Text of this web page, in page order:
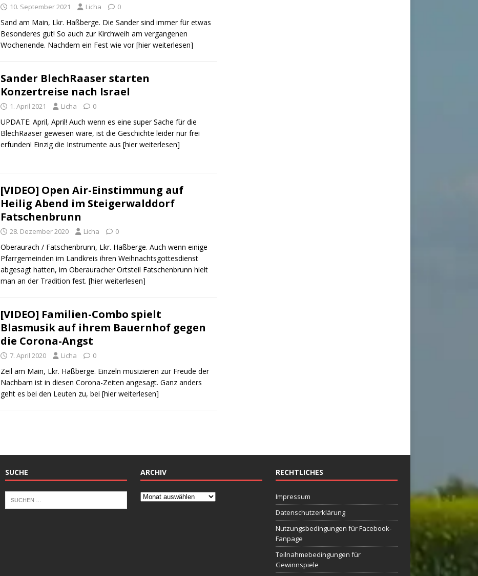
10. September 2021 Licha 0
Sand am Main, Lkr. Haßberge. Die Sander sind immer für etwas
Besonderes gut! So auch zur Kirchweih am vergangenen
Wochenende. Nachdem ein Fest wie vor[hier weiterlesen]
Sander BlechRaaser starten
Konzertreise nach Israel
1. April 2021 Licha 0
UPDATE: April, April! Auch wenn es eine super Sache für die
BlechRaaser gewesen wäre, ist die Geschichte leider nur frei
erfunden! Einzig die Instrumente aus [hier weiterlesen]
[VIDEO] Open Air-Einstimmung auf
Heilig Abend im Steigerwalddorf
Fatschenbrunn
28. Dezember 2020 Licha 0
Oberaurach / Fatschenbrunn, Lkr. Haßberge. Auch wenn einige
Pfarrgemeinden im Landkreis ihren Weihnachtsgottesdienst
abgesagt hatten, im Oberauracher Ortsteil Fatschenbrunn hielt
man an der Tradition fest. [hier weiterlesen]
[VIDEO] Familien-Combo spielt
Blasmusik auf ihrem Bauernhof gegen
die Corona-Angst
7. April 2020 Licha 0
Zeil am Main, Lkr. Haßberge. Einzeln musizieren zur Freude der
Nachbarn ist in diesen Corona-Zeiten angesagt. Ganz anders
geht es bei den Leuten zu, bei [hier weiterlesen]
SUCHE ARCHIV RECHTLICHES
Impressum
Datenschutzerklärung
Nutzungsbedingungen für Facebook-
Fanpage
Teilnahmebedingungen für
Gewinnspiele